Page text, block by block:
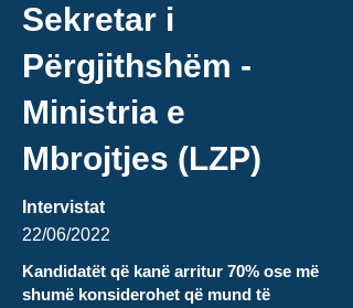
Sekretar i
Përgjithshëm -
Ministria e
Mbrojtjes (LZP)
Intervistat
22/06/2022
Kandidatët që kanë arritur 70% ose më
shumë konsiderohet që mund të